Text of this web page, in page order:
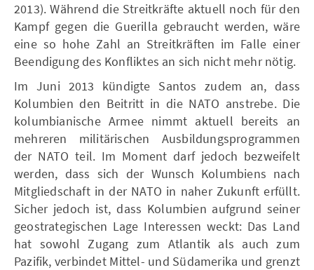
2013). Während die Streitkräfte aktuell noch für den
Kampf gegen die Guerilla gebraucht werden, wäre
eine so hohe Zahl an Streitkräften im Falle einer
Beendigung des Konfliktes an sich nicht mehr nötig.
Im Juni 2013 kündigte Santos zudem an, dass
Kolumbien den Beitritt in die NATO anstrebe. Die
kolumbianische Armee nimmt aktuell bereits an
mehreren militärischen Ausbildungsprogrammen
der NATO teil. Im Moment darf jedoch bezweifelt
werden, dass sich der Wunsch Kolumbiens nach
Mitgliedschaft in der NATO in naher Zukunft erfüllt.
Sicher jedoch ist, dass Kolumbien aufgrund seiner
geostrategischen Lage Interessen weckt: Das Land
hat sowohl Zugang zum Atlantik als auch zum
Pazifik, verbindet Mittel- und Südamerika und grenzt